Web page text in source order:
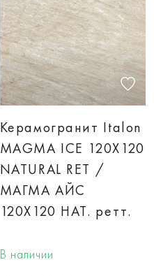
Керамогранит Italon
MAGMA ICE 120X120
NATURAL RET /
МАГМА АЙС
120X120 НАТ. ретт.
В наличии